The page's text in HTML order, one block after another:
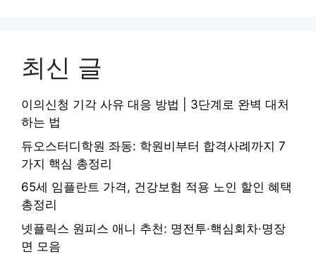
최신 글
이의신청 기각 사유 대응 방법 | 3단계로 완벽 대처
하는 법
듀오스터디학원 좌동: 학원비부터 합격사례까지 7
가지 핵심 총정리
65세 임플란트 가격, 건강보험 적용 노인 할인 혜택
총정리
넷플릭스 원피스 애니 추천: 명전투·핵심회차·명장
면 모음